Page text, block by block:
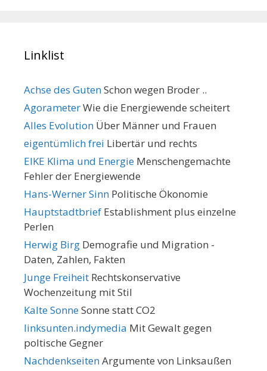
Linklist
Achse des GutenSchon wegen Broder ..
AgorameterWie die Energiewende scheitert
Alles Evolution Über Männer und Frauen
eigentümlich frei Libertär und rechts
EIKE Klima und Energie Menschengemachte
Fehler der Energiewende
Hans-Werner Sinn Politische Ökonomie
Hauptstadtbrief Establishment plus einzelne
Perlen
Herwig Birg Demografie und Migration -
Daten, Zahlen, Fakten
Junge Freiheit Rechtskonservative
Wochenzeitung mit Stil
Kalte SonneSonne statt CO2
linksunten.indymedia Mit Gewalt gegen
poltische Gegner
NachdenkseitenArgumente von Linksaußen